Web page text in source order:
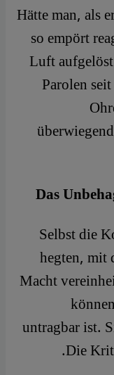
Hätte man, als
so empört
Luft
Parolen
Das
Selbst die
hegten, mit
Macht
untragbar ist.
Die